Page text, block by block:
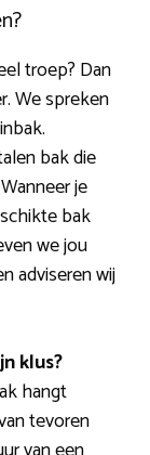
troep? Dan
We spreken
bak die
je
bak
we jou
adviseren wij
klus?
hangt
tevoren